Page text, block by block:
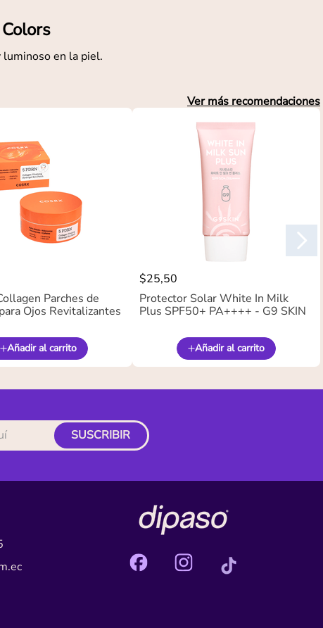
luminoso en la piel.
Ver más recomendaciones
Parches de
Ojos Revitalizantes
Añadir al carrito
$25,50
Protector Solar White In Milk
Plus SPF50+ PA++++ - G9 SKIN
Añadir al carrito
SUSCRIBIR